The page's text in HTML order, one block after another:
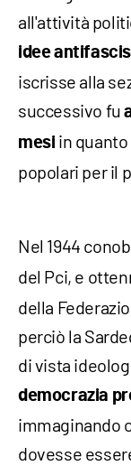
all'attività
idee
iscrisse alla
successivo fu
mesi in
popolari per il
Nel 1944
del Pci, e
della
perciò la
di vista
democrazia
immaginando
dovesse